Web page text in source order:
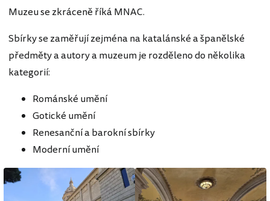
Muzeu se zkráceně říká MNAC.
Sbírky se zaměřují zejména na katalánské a španělské
předměty a autory a muzeum je rozděleno do několika
kategorií:
Románské umění
Gotické umění
Renesanční a barokní sbírky
Moderní umění